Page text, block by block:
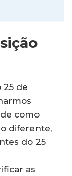
25 de
como
diferente,
do 25
as